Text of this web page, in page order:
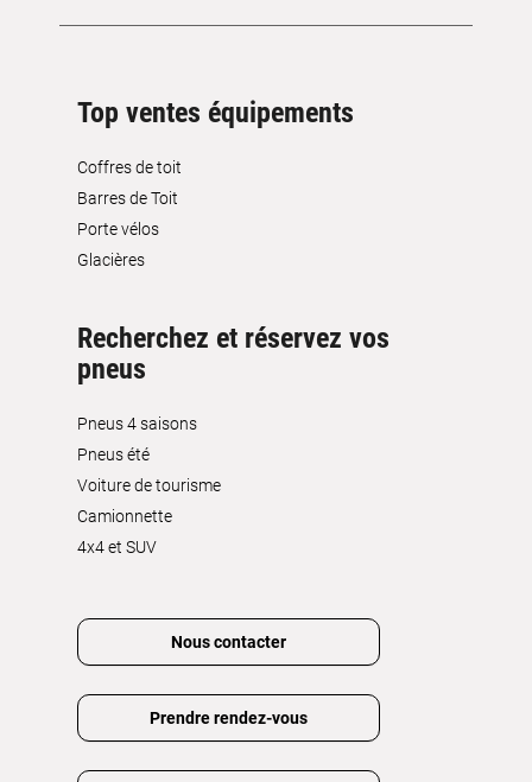
Top ventes équipements
Coffres de toit
Barres de Toit
Porte vélos
Glacières
Recherchez et réservez vos
pneus
Pneus 4 saisons
Pneus été
Voiture de tourisme
Camionnette
4x4 et SUV
Nous contacter
Prendre rendez-vous